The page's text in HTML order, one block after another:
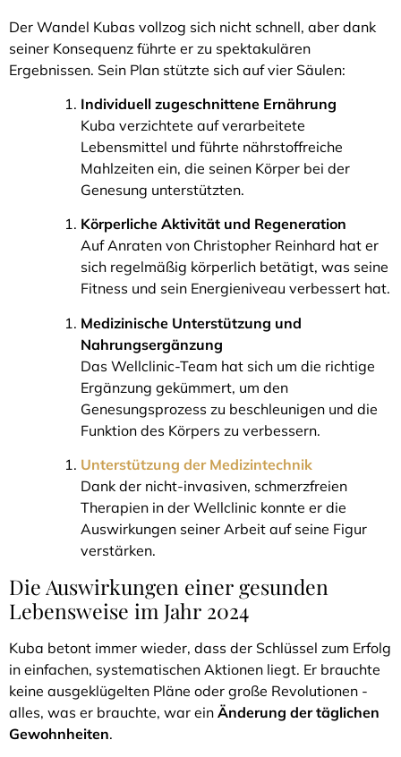
Der Wandel Kubas vollzog sich nicht schnell, aber dank
seiner Konsequenz führte er zu spektakulären
Ergebnissen. Sein Plan stützte sich auf vier Säulen:
Individuell zugeschnittene Ernährung
Kuba verzichtete auf verarbeitete
Lebensmittel und führte nährstoffreiche
Mahlzeiten ein, die seinen Körper bei der
Genesung unterstützten.
Körperliche Aktivität und Regeneration
Auf Anraten von Christopher Reinhard hat er
sich regelmäßig körperlich betätigt, was seine
Fitness und sein Energieniveau verbessert hat.
Medizinische Unterstützung und
Nahrungsergänzung
Das Wellclinic-Team hat sich um die richtige
Ergänzung gekümmert, um den
Genesungsprozess zu beschleunigen und die
Funktion des Körpers zu verbessern.
Unterstützung der Medizintechnik
Dank der nicht-invasiven, schmerzfreien
Therapien in der Wellclinic konnte er die
Auswirkungen seiner Arbeit auf seine Figur
verstärken.
Die Auswirkungen einer gesunden
Lebensweise im Jahr 2024
Kuba betont immer wieder, dass der Schlüssel zum Erfolg
in einfachen, systematischen Aktionen liegt. Er brauchte
keine ausgeklügelten Pläne oder große Revolutionen -
alles, was er brauchte, war ein Änderung der täglichen
Gewohnheiten.